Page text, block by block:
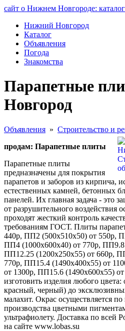
сайт о Нижнем Новгороде:
Нижний Новгород
Каталог
Объявления
Погода
Знакомства
Парапетные
Новгород
Объявления » Строительство и
продам: Парапетные плиты
Парапетные плиты
предназначены для покрытия
парапетов и заборов из кирпича,
естественных камней, бетонных
панелей. Их главная задача - это
от разрушительного воздействия
проходят жесткий контроль
требованиям ГОСТ. Плиты
440р, ПП2 (500х510х50) от 550р,
ПП4 (1000х600х40) от 770р, ПП9.8
ПП12.25 (1200х250х55) от 660р,
770р, ПП15.4 (1490х400х55) от
от 1300р, ПП15.6 (1490х600х55)
изготовить изделия любого
красный, черный) до
малахит. Окрас осуществляется
производства цветными
ультрафиолету. Доставка по всей
на сайте www.lobas.su